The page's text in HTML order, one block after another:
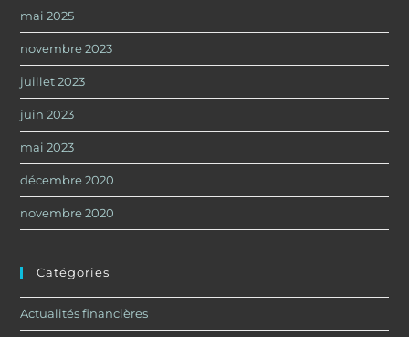
mai 2025
novembre 2023
juillet 2023
juin 2023
mai 2023
décembre 2020
novembre 2020
Catégories
Actualités financières